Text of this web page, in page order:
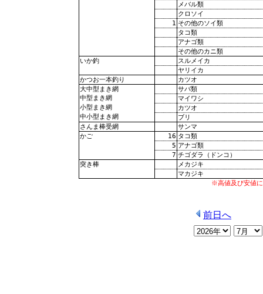
メバル類
クロソイ
1 その他のソイ類
タコ類
アナゴ類
その他のカニ類
いか釣
スルメイカ
ヤリイカ
かつお一本釣り カツオ
大中型まき網 サバ類
中型まき網 マイワシ
小型まき網 カツオ
中小型まき網 ブリ
さんま棒受網 サンマ
かご 16 タコ類
5 アナゴ類
7 チゴダラ（ドンコ）
突き棒
メカジキ
マカジキ
※高値及び安値
前日へ